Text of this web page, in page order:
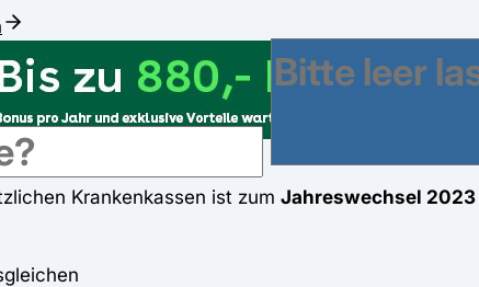
Krankenkassen ist zum Jahreswechsel 2023